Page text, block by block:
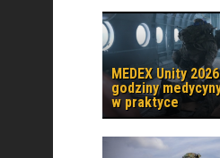
MEDEX Unity
godziny
w praktyce